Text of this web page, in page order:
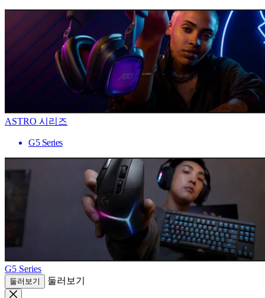
ASTRO 시리즈
G5 Series
G5 Series
둘러보기 둘러보기